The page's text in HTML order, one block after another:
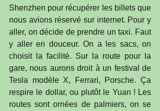
Shenzhen pour récupérer les billets que
nous avions réservé sur internet. Pour y
aller, on décide de prendre un taxi. Faut
y aller en douceur. On a les sacs, on
choisit la facilité. Sur la route pour la
gare, nous aurons droit à un festival de
Tesla modèle X, Ferrari, Porsche. Ça
respire le dollar, ou plutôt le Yuan ! Les
routes sont ornées de palmiers, on se